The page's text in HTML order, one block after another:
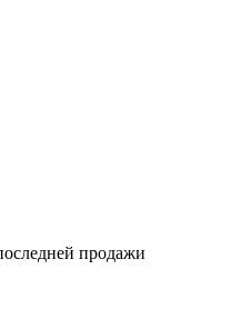
продажи